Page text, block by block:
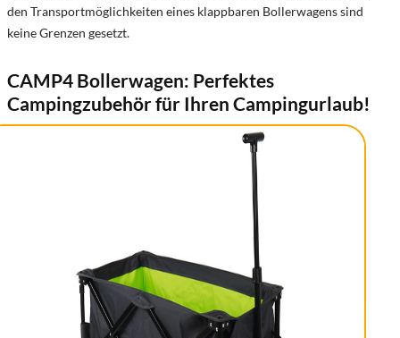
den Transportmöglichkeiten eines klappbaren Bollerwagens sind
keine Grenzen gesetzt.
CAMP4 Bollerwagen: Perfektes
Campingzubehör für Ihren Campingurlaub!